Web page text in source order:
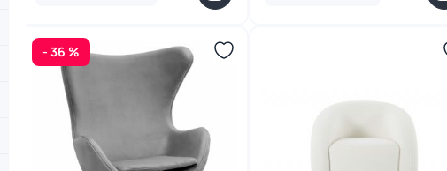
- 36 %